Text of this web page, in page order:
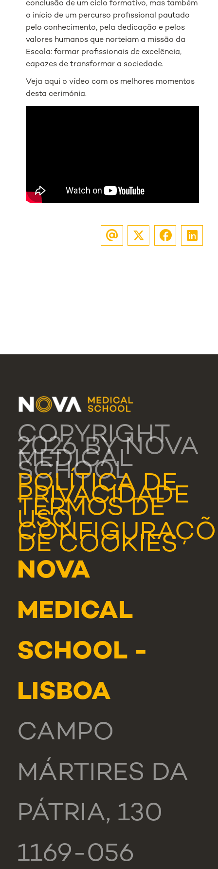
conclusão de um ciclo formativo, mas também
o início de um percurso profissional pautado
pelo conhecimento, pela dedicação e pelos
valores humanos que norteiam a missão da
Escola: formar profissionais de excelência,
capazes de transformar a sociedade.
Veja aqui o vídeo com os melhores momentos
desta cerimónia.
COPYRIGHT
2026 BY NOVA
MEDICAL
SCHOOL
POLÍTICA DE
PRIVACIDADE
TERMOS DE
USO
DE COOKIES
NOVA
MEDICAL
SCHOOL -
LISBOA
CAMPO
MÁRTIRES DA
PÁTRIA, 130
1169-056